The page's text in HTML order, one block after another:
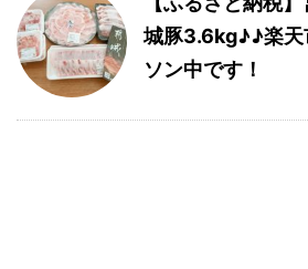
城豚3.6kg♪♪楽天
ソン中です！